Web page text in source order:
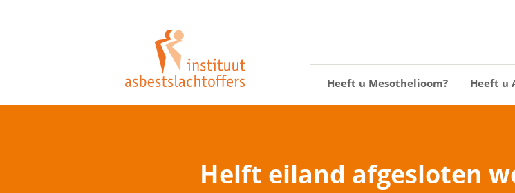
Heeft u Mesothelioom? Heeft u
Helft eiland afgesloten